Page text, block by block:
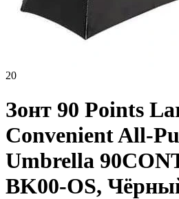
20
Зонт 90 Points
Convenient All-
Umbrella
BK00-OS,